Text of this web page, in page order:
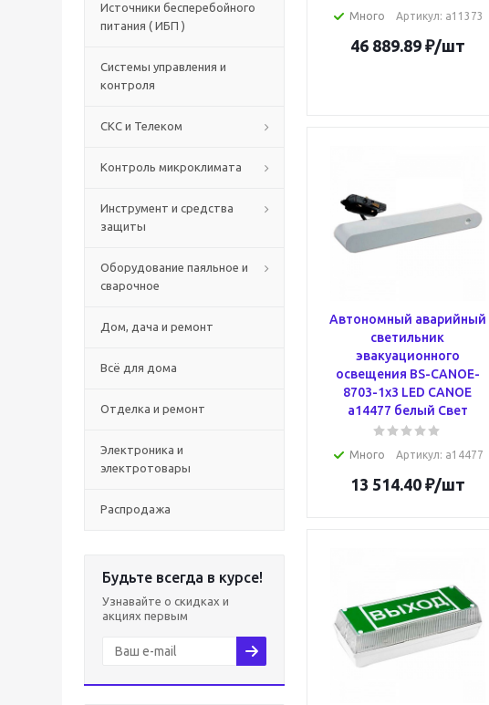
Источники бесперебойного
питания ( ИБП )
Системы управления и
контроля
СКС и Телеком
Контроль микроклимата
Инструмент и средства
защиты
Оборудование паяльное и
сварочное
Дом, дача и ремонт
Всё для дома
Отделка и ремонт
Электроника и
электротовары
Распродажа
Будьте всегда в курсе!
Узнавайте о скидках и
акциях первым
Много Артикул: a11373
46 889.89₽/шт
Автономный аварийный
светильник
эвакуационного
освещения BS-CANOE-
8703-1x3 LED CANOE
a14477 белый Свет
Много Артикул: a14477
13 514.40₽/шт